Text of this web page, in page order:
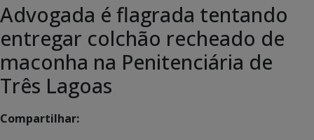
Advogada é flagrada tentando
entregar colchão recheado de
maconha na Penitenciária de
Três Lagoas
Compartilhar: